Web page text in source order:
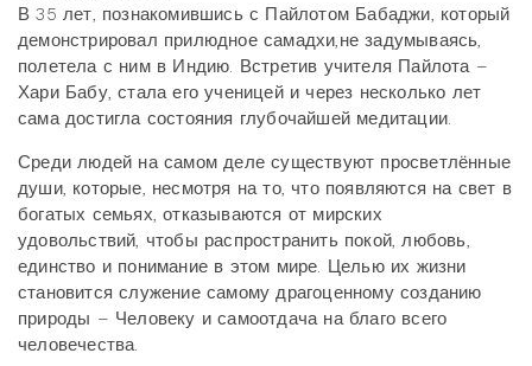
В 35 лет, познакомившись с Пайлотом Бабаджи, который
демонстрировал прилюдное самадхи,не задумываясь,
полетела с ним в Индию. Встретив учителя Пайлота –
Хари Бабу, стала его ученицей и через несколько лет
сама достигла состояния глубочайшей медитации.
Среди людей на самом деле существуют просветлённые
души, которые, несмотря на то, что появляются на свет в
богатых семьях, отказываются от мирских
удовольствий, чтобы распространить покой, любовь,
единство и понимание в этом мире. Целью их жизни
становится служение самому драгоценному созданию
природы – Человеку и самоотдача на благо всего
человечества.